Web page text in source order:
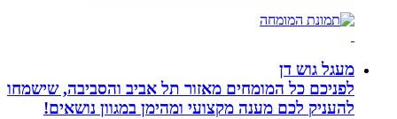
מעגל גוש דן
לפניכם כל המומחים מאזור תל אביב והסביבה, שישמחו
להעניק לכם מענה מקצועי ומהימן במגוון נושאים!